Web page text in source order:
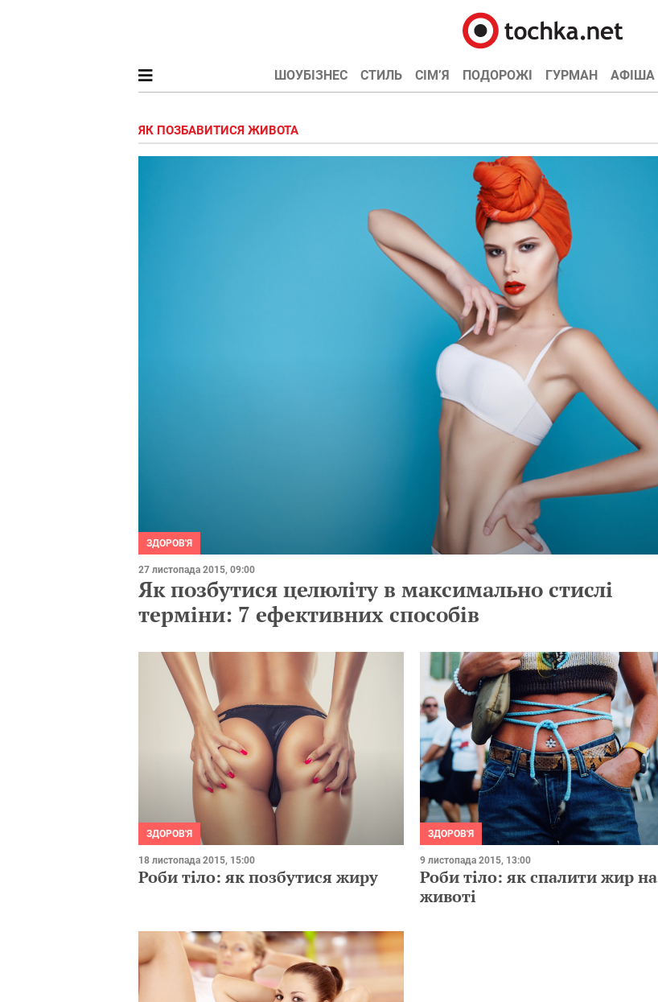
ШОУБІЗНЕС СТИЛЬ СІМ’Я ПОДОРОЖІ ГУРМАН АФІША
ЯК ПОЗБАВИТИСЯ ЖИВОТА
ЗДОРОВ'Я
27 листопада 2015, 09:00
Як позбутися целюліту в максимально стислі
терміни: 7 ефективних способів
ЗДОРОВ'Я
18 листопада 2015, 15:00
Роби тіло: як позбутися жиру
ЗДОРОВ'Я
9 листопада 2015, 13:00
Роби тіло: як спалити жир на
животі